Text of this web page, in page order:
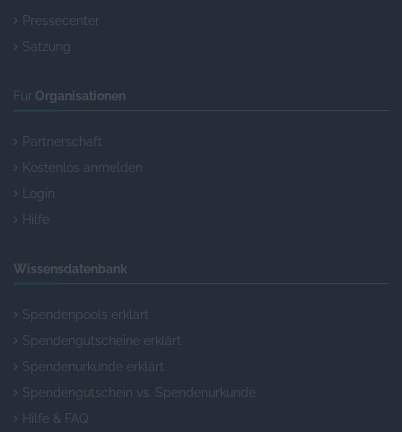
Pressecenter
Satzung
Für Organisationen
Partnerschaft
Kostenlos anmelden
Login
Hilfe
Wissensdatenbank
Spendenpools erklärt
Spendengutscheine erklärt
Spendenurkunde erklärt
Spendengutschein vs. Spendenurkunde
Hilfe & FAQ